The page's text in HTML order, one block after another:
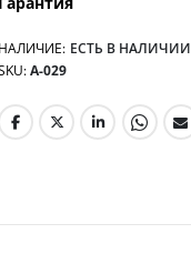
НАЛИЧИЕ: ЕСТЬ В НАЛИЧИИ
А-029